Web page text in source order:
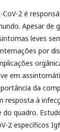
2 é
Apesar de
leves
por
em
da
resposta à
do quadro.
2 específicos